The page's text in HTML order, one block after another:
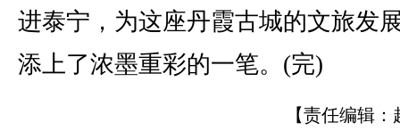
进泰宁，为这座丹霞古城的文旅发
添上了浓墨重彩的一笔。(完)
【责任编辑：